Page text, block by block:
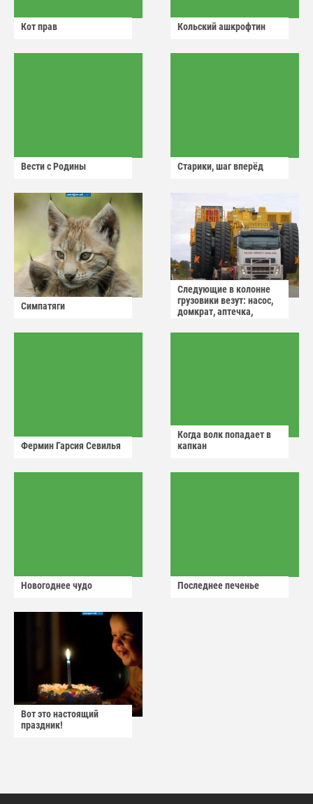
Кот прав Кольский ашкрофтин
Вести с Родины Старики, шаг вперёд
Симпатяги
Следующие в колонне
грузовики везут: насос,
домкрат, аптечка,
Фермин Гарсия Севилья
Когда волк попадает в
капкан
Новогоднее чудо Последнее печенье
Вот это настоящий
праздник!